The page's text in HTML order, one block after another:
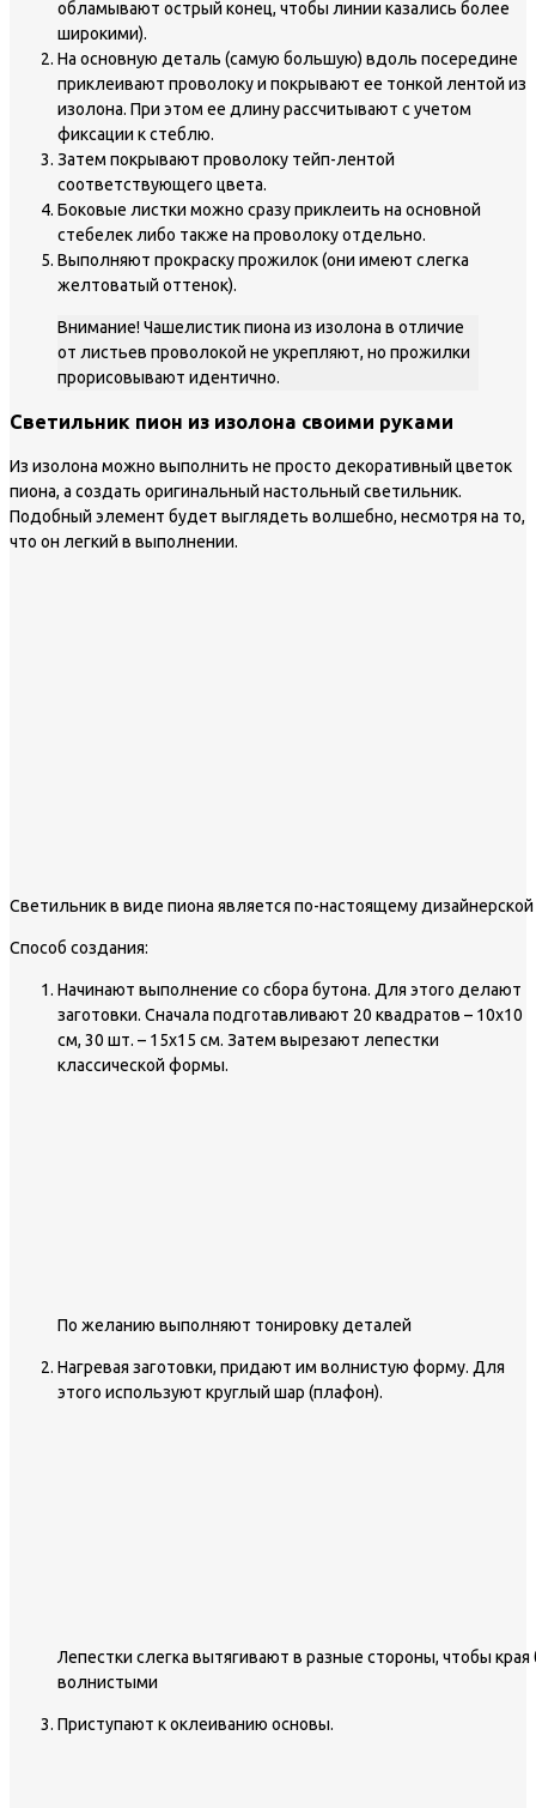
обламывают острый конец, чтобы линии казались более
широкими).
На основную деталь (самую большую) вдоль посередине
приклеивают проволоку и покрывают ее тонкой лентой из
изолона. При этом ее длину рассчитывают с учетом
фиксации к стеблю.
Затем покрывают проволоку тейп-лентой
соответствующего цвета.
Боковые листки можно сразу приклеить на основной
стебелек либо также на проволоку отдельно.
Выполняют прокраску прожилок (они имеют слегка
желтоватый оттенок).
Внимание! Чашелистик пиона из изолона в отличие
от листьев проволокой не укрепляют, но прожилки
прорисовывают идентично.
Светильник пион из изолона своими руками
Из изолона можно выполнить не просто декоративный цветок
пиона, а создать оригинальный настольный светильник.
Подобный элемент будет выглядеть волшебно, несмотря на то,
что он легкий в выполнении.
Светильник в виде пиона является по-настоящему
Способ создания:
Начинают выполнение со сбора бутона. Для этого делают
заготовки. Сначала подготавливают 20 квадратов – 10х10
см, 30 шт. – 15х15 см. Затем вырезают лепестки
классической формы.
По желанию выполняют тонировку деталей
Нагревая заготовки, придают им волнистую форму. Для
этого используют круглый шар (плафон).
Лепестки слегка вытягивают в разные стороны, чтобы
волнистыми
Приступают к оклеиванию основы.